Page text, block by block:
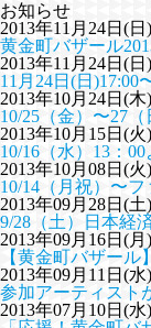
お知らせ
2013年11月24日(日)
黄金町バザール
2013年11月24日(日)
11月24日(日
2013年10月24日(木)
10/25（金）〜27
2013年10月15日(火)
10/16（水）13：
2013年10月08日(火)
10/14（月祝）〜
2013年09月28日(土)
9/28（土）日本経
2013年09月16日(月)
【黄金町バザール
2013年09月11日(水)
参加アーティスト
2013年07月10日(水)